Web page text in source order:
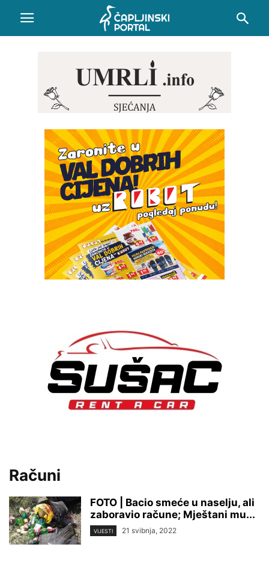
Računi
FOTO | Bacio smeće u naselju, ali
zaboravio račune; Mještani mu...
VIJESTI 21 svibnja, 2022